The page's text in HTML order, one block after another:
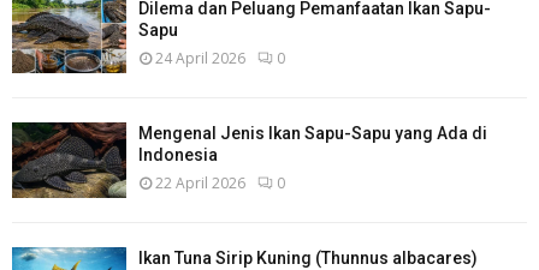
Dilema dan Peluang Pemanfaatan Ikan Sapu-
Sapu
24 April 2026 0
Mengenal Jenis Ikan Sapu-Sapu yang Ada di
Indonesia
22 April 2026 0
Ikan Tuna Sirip Kuning (Thunnus albacares)